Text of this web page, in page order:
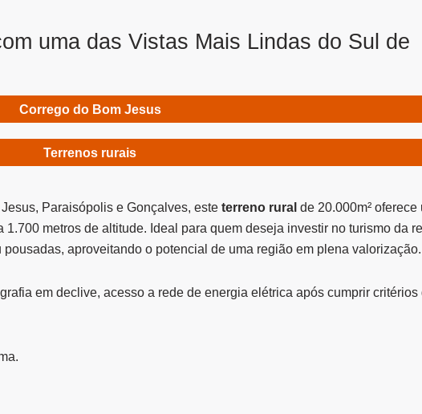
uma das Vistas Mais Lindas do Sul de
Corrego do Bom Jesus
Terrenos rurais
Paraisópolis e Gonçalves, este terreno rural de 20.000m² oferece
metros de altitude. Ideal para quem deseja investir no turismo da
aproveitando o potencial de uma região em plena valorização.
em declive, acesso a rede de energia elétrica após cumprir critérios